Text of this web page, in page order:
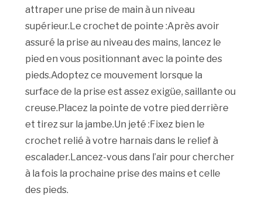
attraper une prise de main à un niveau
supérieur.Le crochet de pointe :Après avoir
assuré la prise au niveau des mains, lancez le
pied en vous positionnant avec la pointe des
pieds.Adoptez ce mouvement lorsque la
surface de la prise est assez exigüe, saillante ou
creuse.Placez la pointe de votre pied derrière
et tirez sur la jambe.Un jeté :Fixez bien le
crochet relié à votre harnais dans le relief à
escalader.Lancez-vous dans l’air pour chercher
à la fois la prochaine prise des mains et celle
des pieds.